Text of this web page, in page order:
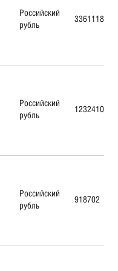
Российский
рубль
3361118.4
Российский
рубль
12324100.8
Российский
рубль
918702